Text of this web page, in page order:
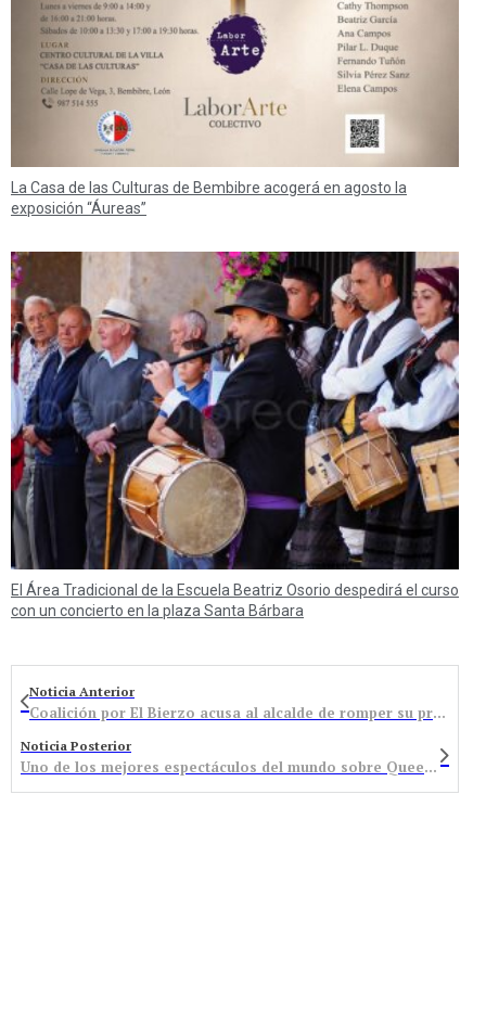
La Casa de las Culturas de Bembibre acogerá en agosto la
exposición “Áureas”
El Área Tradicional de la Escuela Beatriz Osorio despedirá el curso
con un concierto en la plaza Santa Bárbara
Noticia Anterior
Coalición por El Bierzo acusa al alcalde de romper su promesa de bajar el IBI votando contra la moción en el Pleno
Noticia Posterior
Uno de los mejores espectáculos del mundo sobre Queen llega a Las Ventas de Albares